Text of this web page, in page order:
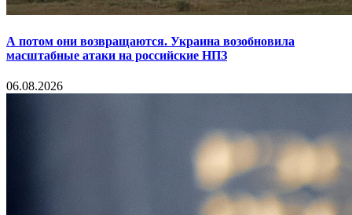
А потом они возвращаются. Украина возобновила
масштабные атаки на российские НПЗ
06.08.2026